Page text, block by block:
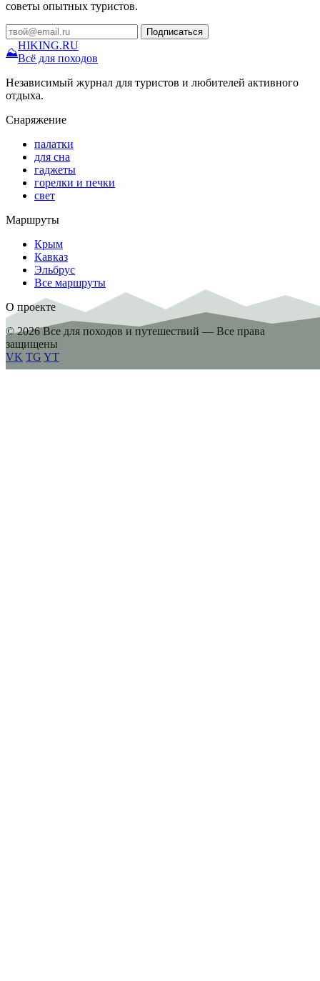
советы опытных туристов.
Подписаться
⛰
HIKING.RU
Всё для походов
Независимый журнал для туристов и любителей активного
отдыха.
Снаряжение
палатки
для сна
гаджеты
горелки и печки
свет
Маршруты
Крым
Кавказ
Эльбрус
Все маршруты
О проекте
© 2026 Все для походов и путешествий — Все права
защищены
VK TG YT